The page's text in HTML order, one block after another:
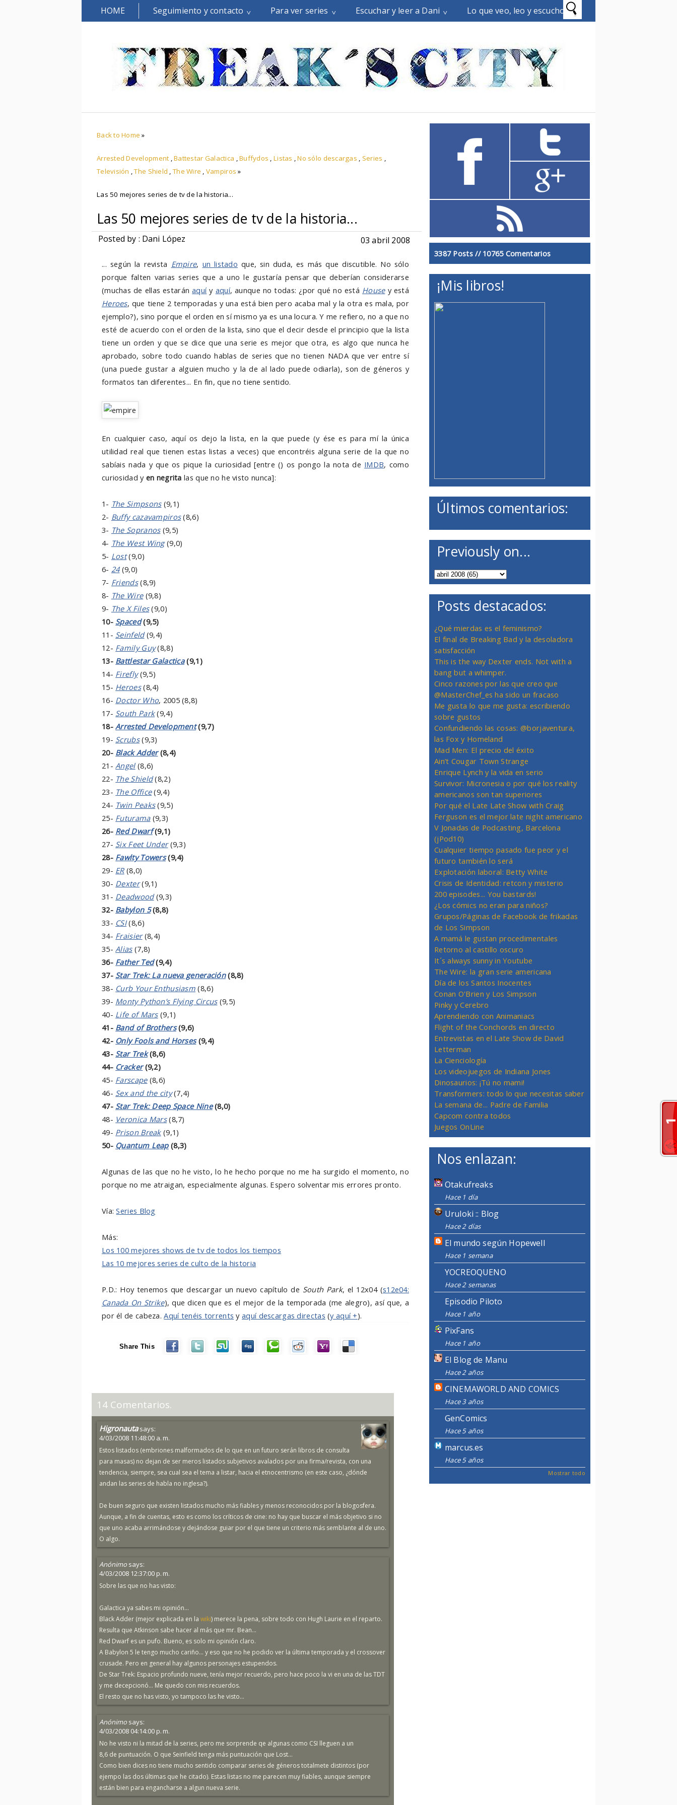
HOME Seguimiento y contacto Para ver series Escuchar y leer a Dani Lo que veo, leo y escucho
Back to Home »
Arrested Development ,Battestar Galactica ,Buffydos , Listas ,No sólo descargas , Series ,
Televisión ,The Shield ,The Wire , Vampiros »
Las 50 mejores series de tv de la historia...
Las 50 mejores series de tv de la historia...
Posted by : Dani López 03 abril 2008
... según la revista Empire, un listado que, sin duda, es más que discutible. No sólo
porque falten varias series que a uno le gustaría pensar que deberían considerarse
(muchas de ellas estaránaquíy aquí, aunque no todas: ¿por qué no está Housey está
Heroes, que tiene 2 temporadas y una está bien pero acaba mal y la otra es mala, por
ejemplo?), sino porque el orden en sí mismo ya es una locura. Y me refiero, no a que no
esté de acuerdo con el orden de la lista, sino que el decir desde el principio que la lista
tiene un orden y que se dice que una serie es mejor que otra, es algo que nunca he
aprobado, sobre todo cuando hablas de series que no tienen NADA que ver entre sí
(una puede gustar a alguien mucho y la de al lado puede odiarla), son de géneros y
formatos tan diferentes... En fin, que no tiene sentido.
En cualquier caso, aquí os dejo la lista, en la que puede (y ése es para mí la única
utilidad real que tienen estas listas a veces) que encontréis alguna serie de la que no
sabíais nada y que os pique la curiosidad [entre () os pongo la nota de IMDB, como
curiosidad y en negrita las que no he visto nunca]:
1- The Simpsons(9,1)
2- Buffy cazavampiros(8,6)
3- The Sopranos(9,5)
4- The West Wing(9,0)
5- Lost(9,0)
6- 24(9,0)
7- Friends(8,9)
8- The Wire(9,8)
9- The X Files(9,0)
10- Spaced(9,5)
11- Seinfeld(9,4)
12- Family Guy(8,8)
13- Battlestar Galactica(9,1)
14- Firefly(9,5)
15- Heroes(8,4)
16- Doctor Who, 2005 (8,8)
17- South Park(9,4)
18-Arrested Development(9,7)
19- Scrubs(9,3)
20- Black Adder(8,4)
21-Angel(8,6)
22- The Shield(8,2)
23- The Office(9,4)
24- Twin Peaks(9,5)
25- Futurama(9,3)
26- Red Dwarf(9,1)
27- Six Feet Under(9,3)
28- Fawlty Towers(9,4)
29- ER(8,0)
30- Dexter(9,1)
31- Deadwood(9,3)
32- Babylon 5(8,8)
33- CSI(8,6)
34- Fraisier(8,4)
35-Alias(7,8)
36- Father Ted(9,4)
37- Star Trek: La nueva generación(8,8)
38- Curb Your Enthusiasm (8,6)
39- Monty Python’s Flying Circus(9,5)
40- Life of Mars(9,1)
41- Band of Brothers(9,6)
42- Only Fools and Horses(9,4)
43- Star Trek(8,6)
44- Cracker(9,2)
45- Farscape(8,6)
46- Sex and the city(7,4)
47- Star Trek: Deep Space Nine(8,0)
48- Veronica Mars(8,7)
49- Prison Break(9,1)
50- Quantum Leap(8,3)
Algunas de las que no he visto, lo he hecho porque no me ha surgido el momento, no
porque no me atraigan, especialmente algunas. Espero solventar mis errores pronto.
Vía:Series Blog
Más:
Los 100 mejores shows de tv de todos los tiempos
Las 10 mejores series de culto de la historia
P.D.: Hoy tenemos que descargar un nuevo capítulo de South Park, el 12x04 (s12e04:
Canada On Strike), que dicen que es el mejor de la temporada (me alegro), así que, a
por él de cabeza.Aquí tenéis torrents yaquí descargas directas (y aquí +).
Share This
14 Comentarios.
Higronauta says:
4/03/2008 11:48:00 a. m.
Estos listados (embriones malformados de lo que en un futuro serán libros de consulta
para masas) no dejan de ser meros listados subjetivos avalados por una firma/revista, con una
tendencia, siempre, sea cual sea el tema a listar, hacia el etnocentrismo (en este caso, ¿dónde
andan las series de habla no inglesa?).
De buen seguro que existen listados mucho más fiables y menos reconocidos por la blogosfera.
Aunque, a fin de cuentas, esto es como los críticos de cine: no hay que buscar el más objetivo si no
que uno acaba arrimándose y dejándose guiar por el que tiene un criterio más semblante al de uno.
O algo.
Anónimo says:
4/03/2008 12:37:00 p. m.
Sobre las que no has visto:
Galactica ya sabes mi opinión...
Black Adder (mejor explicada en la wiki) merece la pena, sobre todo con Hugh Laurie en el reparto.
Resulta que Atkinson sabe hacer al más que mr. Bean...
Red Dwarf es un pufo. Bueno, es solo mi opinión claro.
A Babylon 5 le tengo mucho cariño... y eso que no he podido ver la última temporada y el crossover
crusade. Pero en general hay algunos personajes estupendos.
De Star Trek: Espacio profundo nueve, tenía mejor recuerdo, pero hace poco la vi en una de las TDT
y me decepcionó... Me quedo con mis recuerdos.
El resto que no has visto, yo tampoco las he visto...
Anónimo says:
4/03/2008 04:14:00 p. m.
No he visto ni la mitad de la series, pero me sorprende qe algunas como CSI lleguen a un
8,6 de puntuación. O que Seinfield tenga más puntuación que Lost...
Como bien dices no tiene mucho sentido comparar series de géneros totalmete distintos (por
ejempo las dos últimas que he citado). Estas listas no me parecen muy fiables, aunque siempre
están bien para engancharse a algun nueva serie.
3387 Posts // 10765 Comentarios
¡Mis libros!
Últimos comentarios:
Previously on...
Posts destacados:
¿Qué mierdas es el feminismo?
El final de Breaking Bad y la desoladora
satisfacción
This is the way Dexter ends. Not with a
bang but a whimper.
Cinco razones por las que creo que
@MasterChef_es ha sido un fracaso
Me gusta lo que me gusta: escribiendo
sobre gustos
Confundiendo las cosas: @borjaventura,
las Fox y Homeland
Mad Men: El precio del éxito
Ain’t Cougar Town Strange
Enrique Lynch y la vida en serio
Survivor: Micronesia o por qué los reality
americanos son tan superiores
Por qué el Late Late Show with Craig
Ferguson es el mejor late night americano
V Jonadas de Podcasting, Barcelona
(jPod10)
Cualquier tiempo pasado fue peor y el
futuro también lo será
Explotación laboral: Betty White
Crisis de Identidad: retcon y misterio
200 episodes... You bastards!
¿Los cómics no eran para niños?
Grupos/Páginas de Facebook de frikadas
de Los Simpson
A mamá le gustan procedimentales
Retorno al castillo oscuro
It´s always sunny in Youtube
The Wire: la gran serie americana
Día de los Santos Inocentes
Conan O'Brien y Los Simpson
Pinky y Cerebro
Aprendiendo con Animaniacs
Flight of the Conchords en directo
Entrevistas en el Late Show de David
Letterman
La Cienciología
Los videojuegos de Indiana Jones
Dinosaurios: ¡Tú no mami!
Transformers: todo lo que necesitas saber
La semana de... Padre de Familia
Capcom contra todos
Juegos OnLine
Nos enlazan:
Otakufreaks
Hace 1 día
Uruloki :: Blog
Hace 2 días
El mundo según Hopewell
Hace 1 semana
YOCREOQUENO
Hace 2 semanas
Episodio Piloto
Hace 1 año
PixFans
Hace 1 año
El Blog de Manu
Hace 2 años
CINEMAWORLD AND COMICS
Hace 3 años
GenComics
Hace 5 años
marcus.es
Hace 5 años
Mostrar todo